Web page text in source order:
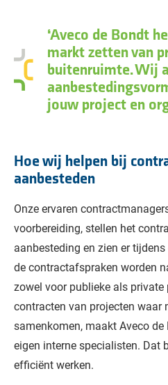
Aveco de Bondt
markt zetten van
buitenruimte. Wij
jouw project en
Hoe wij helpen bij
aanbesteden
Onze ervaren
voorbereiding, stellen het
aanbesteding en zien er
de contractafspraken worden
zowel voor publieke als private
contracten van projecten waar
samenkomen, maakt Aveco
eigen interne specialisten. Dat
efficiënt werken.